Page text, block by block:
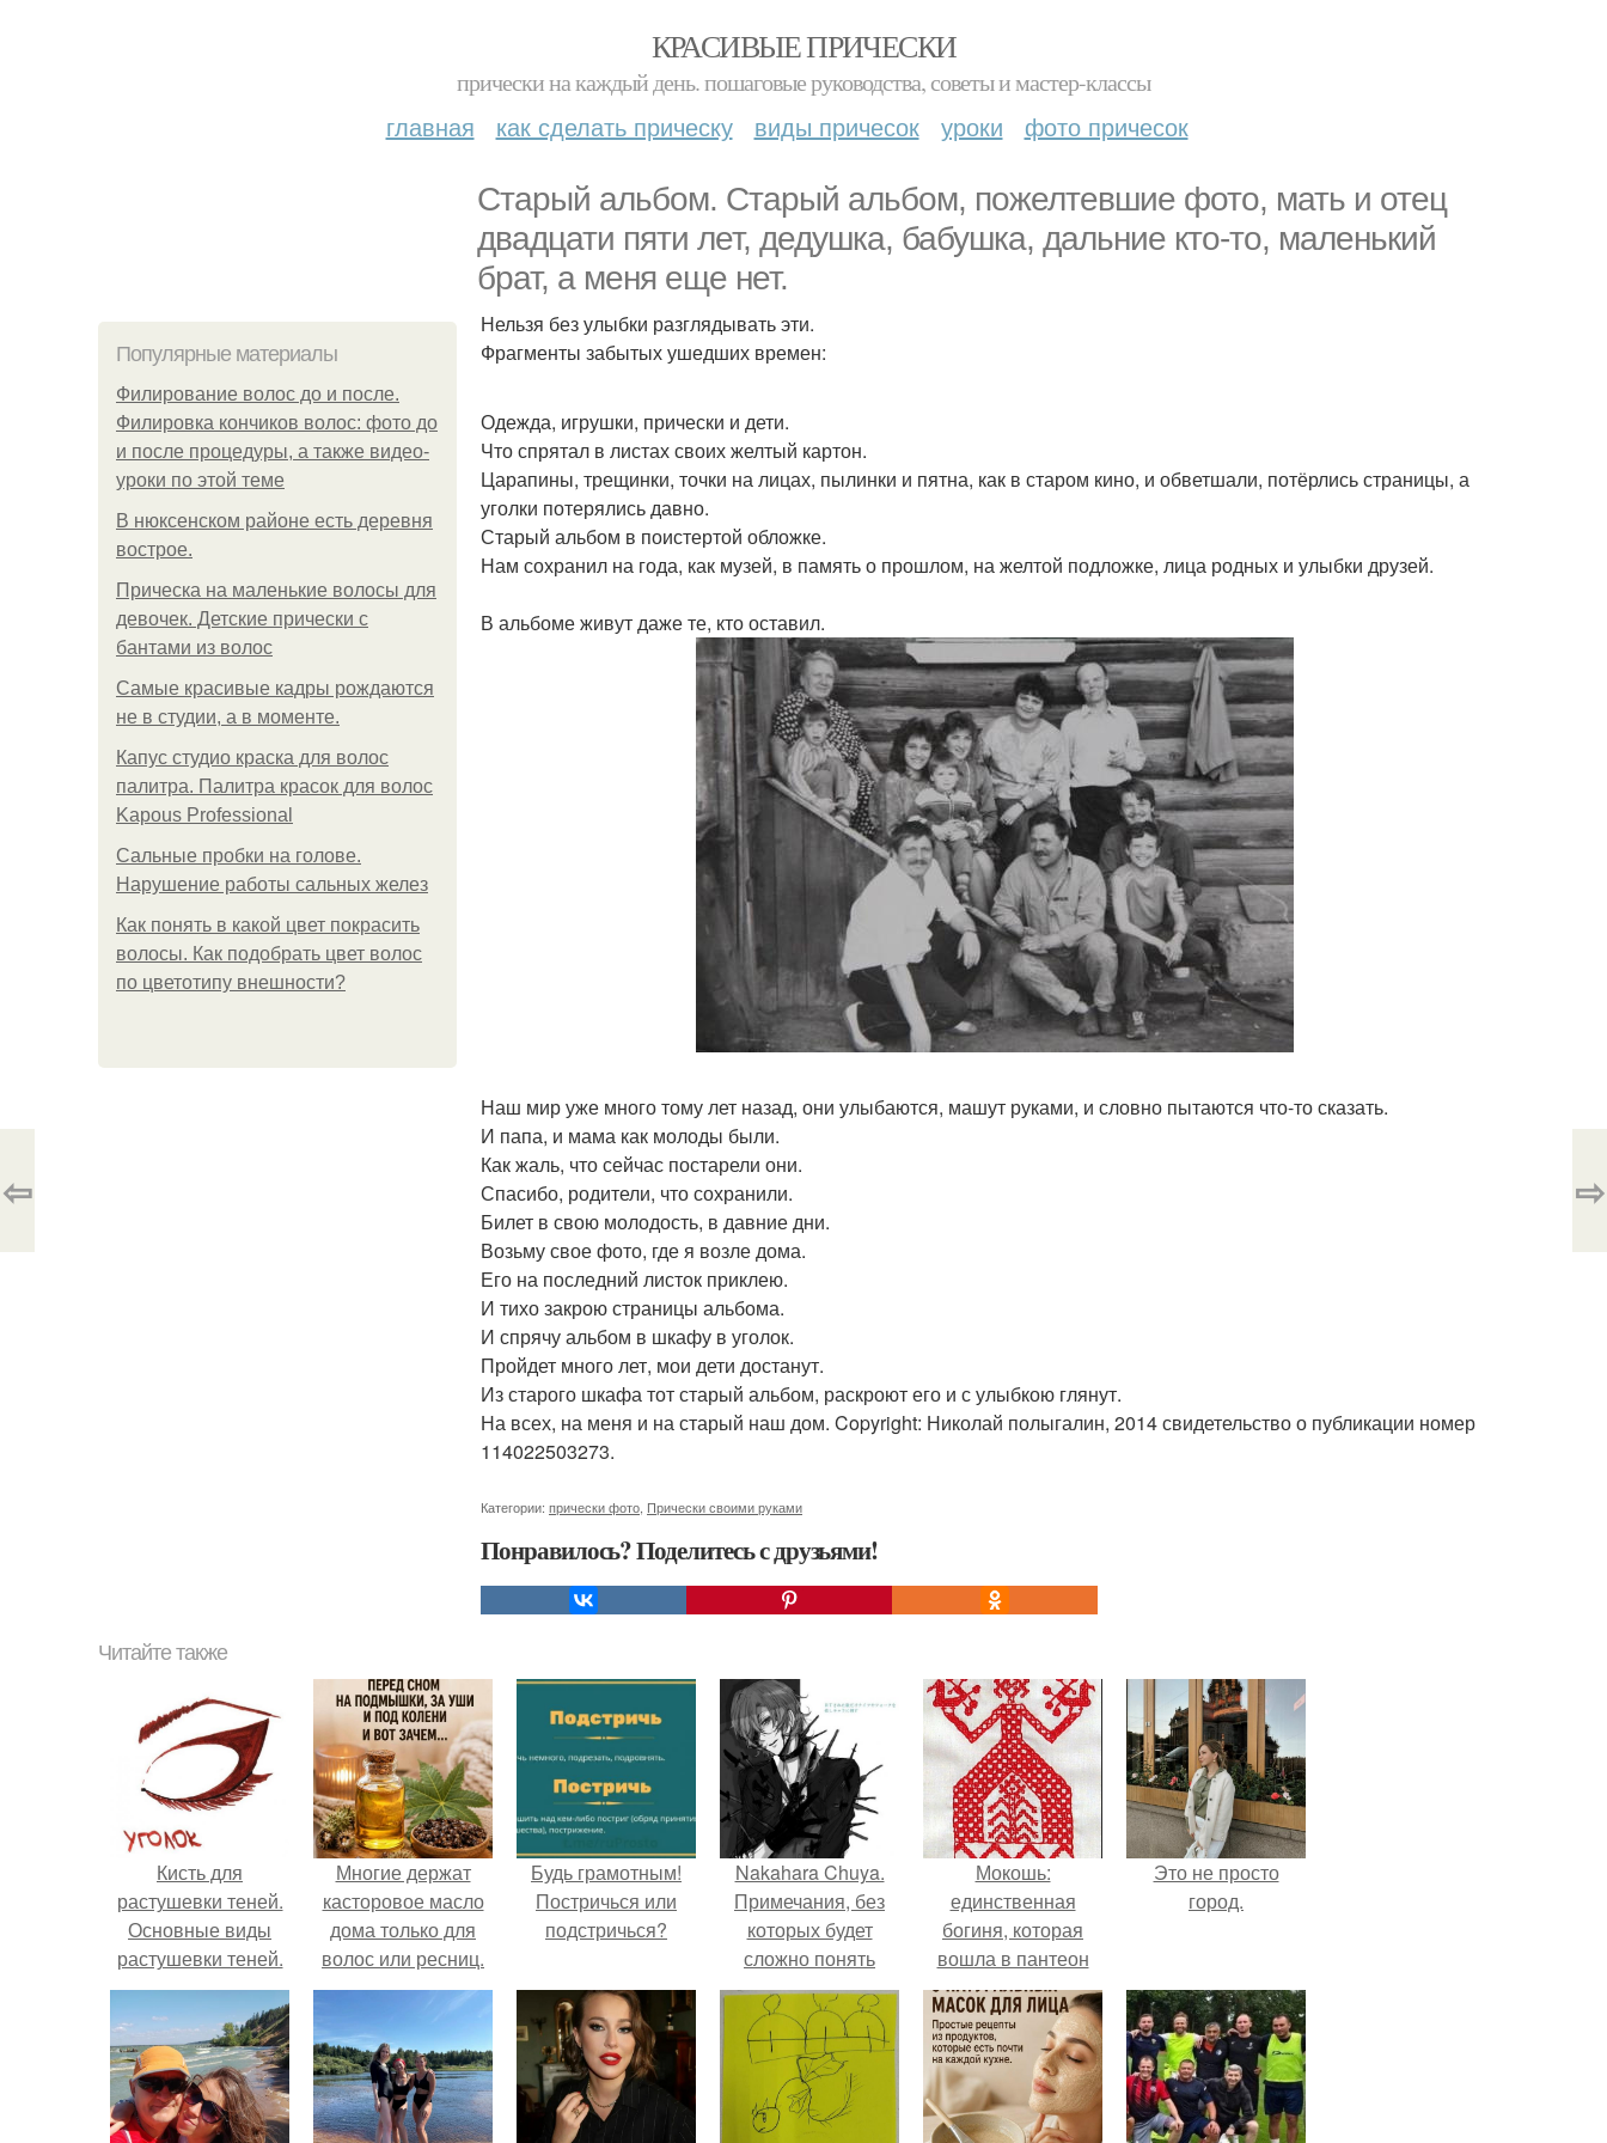
КРАСИВЫЕ ПРИЧЕСКИ
прически на каждый день. пошаговые руководства, советы и мастер-классы
главная как сделать прическу виды причесок уроки фото причесок
Старый альбом. Старый альбом, пожелтевшие фото, мать и отец
двадцати пяти лет, дедушка, бабушка, дальние кто-то, маленький
брат, а меня еще нет.
Популярные материалы
Филирование волос до и после.
Филировка кончиков волос: фото до
и после процедуры, а также видео-
уроки по этой теме
В нюксенском районе есть деревня
вострое.
Прическа на маленькие волосы для
девочек. Детские прически с
бантами из волос
Самые красивые кадры рождаются
не в студии, а в моменте.
Капус студио краска для волос
палитра. Палитра красок для волос
Kapous Professional
Сальные пробки на голове.
Нарушение работы сальных желез
Как понять в какой цвет покрасить
волосы. Как подобрать цвет волос
по цветотипу внешности?
Нельзя без улыбки разглядывать эти.
Фрагменты забытых ушедших времен:
Одежда, игрушки, прически и дети.
Что спрятал в листах своих желтый картон.
Царапины, трещинки, точки на лицах, пылинки и пятна, как в старом кино, и обветшали, потёрлись страницы, а
уголки потерялись давно.
Старый альбом в поистертой обложке.
Нам сохранил на года, как музей, в память о прошлом, на желтой подложке, лица родных и улыбки друзей.
В альбоме живут даже те, кто оставил.
Наш мир уже много тому лет назад, они улыбаются, машут руками, и словно пытаются что-то сказать.
И папа, и мама как молоды были.
Как жаль, что сейчас постарели они.
Спасибо, родители, что сохранили.
Билет в свою молодость, в давние дни.
Возьму свое фото, где я возле дома.
Его на последний листок приклею.
И тихо закрою страницы альбома.
И спрячу альбом в шкафу в уголок.
Пройдет много лет, мои дети достанут.
Из старого шкафа тот старый альбом, раскроют его и с улыбкою глянут.
На всех, на меня и на старый наш дом. Copyright: Николай полыгалин, 2014 свидетельство о публикации номер
114022503273.
Категории: прически фото Прически своими руками
Понравилось? Поделитесь с друзьями!
⇦ ⇨
Читайте также
Кисть для
растушевки теней.
Основные виды
растушевки теней.
Многие держат
касторовое масло
дома только для
волос или ресниц.
Будь грамотным!
Постричься или
подстричься?
Nakahara Chuya.
Примечания, без
которых будет
сложно понять
текст:
Мокошь:
единственная
богиня, которая
вошла в пантеон
князя Владимира.
Это не просто
город.